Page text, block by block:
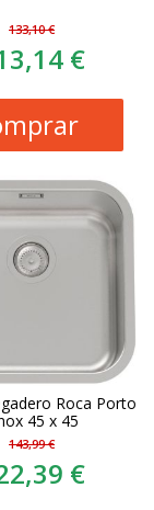
133,10 €
€
Roca Porto
45 x 45
143,99 €
€